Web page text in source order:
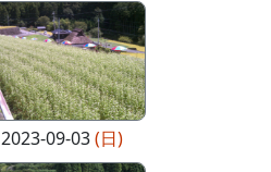
2023-09-03(日)